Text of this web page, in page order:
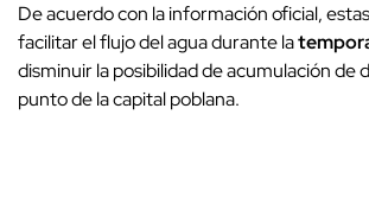
De acuerdo con la información oficial,
facilitar el flujo del agua durante la
disminuir la posibilidad de acumulación de
punto de la capital poblana.